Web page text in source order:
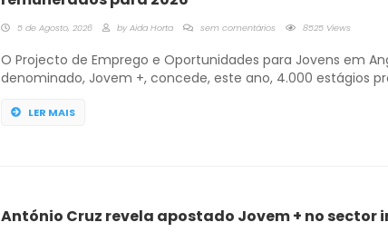
5 de Agosto, 2026 by Aida Horta sem comentários 8525 Views
O Projecto de Emprego e Oportunidades para Jovens em
denominado, Jovem +, concede, este ano, 4.000 estágios
Emprego e Formação Profissional (INEFOP), com
LER MAIS
António Cruz revela apostado Jovem + no sector